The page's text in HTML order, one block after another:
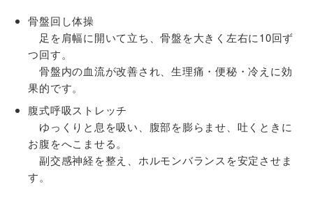
骨盤回し体操
足を肩幅に開いて立ち、骨盤を大きく左右に10回ず
つ回す。
骨盤内の血流が改善され、生理痛・便秘・冷えに効
果的です。
腹式呼吸ストレッチ
ゆっくりと息を吸い、腹部を膨らませ、吐くときに
お腹をへこませる。
副交感神経を整え、ホルモンバランスを安定させま
す。